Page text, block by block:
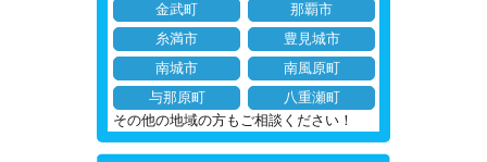
金武町
那覇市
糸満市
豊見城市
南城市
南風原町
与那原町
八重瀬町
その他の地域の方もご相談ください！